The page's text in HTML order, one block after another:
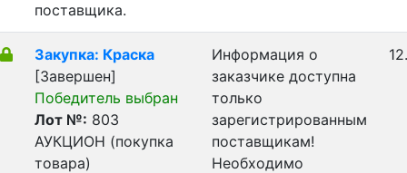
поставщика.
Закупка: Краска
[Завершен]
Победитель выбран
Лот №: 803
АУКЦИОН (покупка
товара)
Информация о
заказчике доступна
только
зарегистрированным
поставщикам!
Необходимо